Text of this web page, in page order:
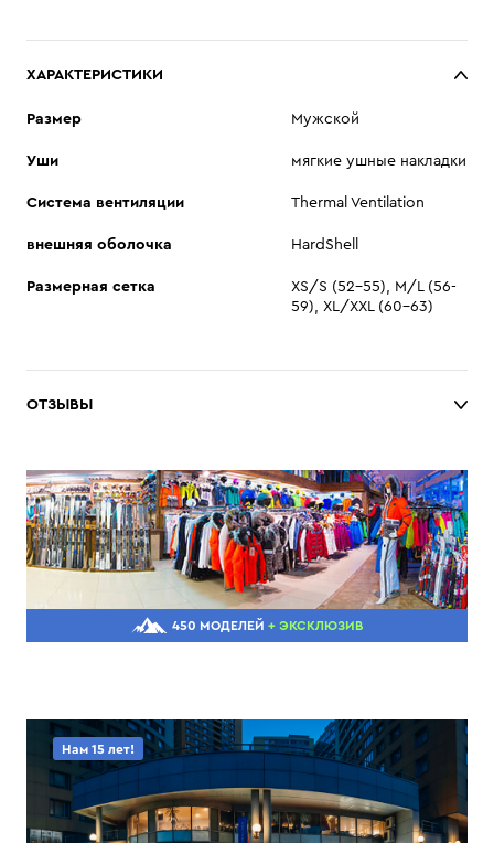
ХАРАКТЕРИСТИКИ
Размер Мужской
Уши мягкие ушные накладки
Система вентиляции Thermal Ventilation
внешняя оболочка HardShell
Размерная сетка
XS/S (52-55), M/L (56-
59), XL/XXL (60-63)
ОТЗЫВЫ
450 МОДЕЛЕЙ + ЭКСКЛЮЗИВ
Нам 15 лет!